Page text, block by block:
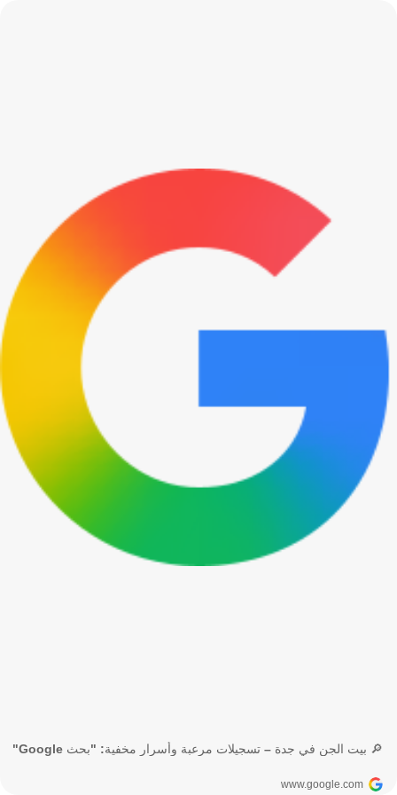
🔎 بيت الجن في جدة – تسجيلات مرعبة وأسرار مخفية: "بحث Google"
www.google.com